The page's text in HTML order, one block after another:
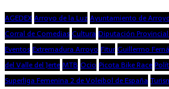
AGEDEX Arroyo de la Luz Ayuntamiento de
Corral de Comedias Cultura Diputación Provincial
Eventos Extremadura Arroyo Fitur Guillermo
del Valle del Jerte MTB Ocio Picota Bike Race
Superliga Femenina 2 de Voleibol de España